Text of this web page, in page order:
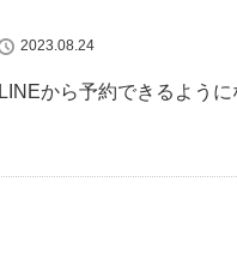
2023.08.24
LINEから予約できるように